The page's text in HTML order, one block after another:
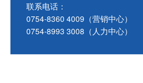
联系电话：
0754-8360 4009（营销中心）
0754-8993 3008（人力中心）